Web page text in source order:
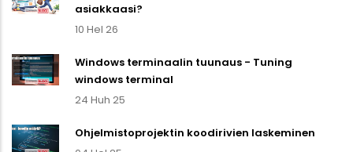
asiakkaasi?
10 Hel 26
Windows terminaalin tuunaus - Tuning
windows terminal
24 Huh 25
Ohjelmistoprojektin koodirivien laskeminen